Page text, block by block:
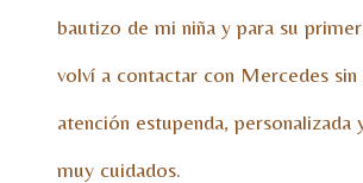
bautizo de mi niña y para su
volví a contactar con Mercedes sin
atención estupenda, personalizada
muy cuidados.